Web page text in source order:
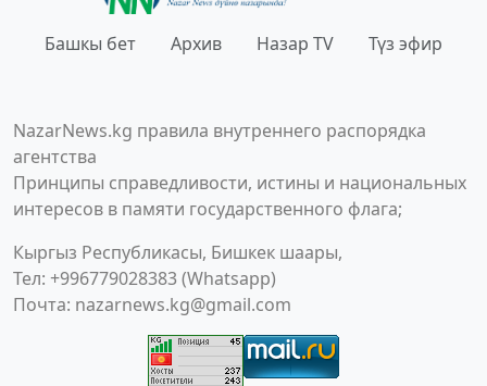
Башкы бет Архив Назар TV Түз эфир
NazarNews.kg правила внутреннего распорядка
агентства
Принципы справедливости, истины и национальных
интересов в памяти государственного флага;
Кыргыз Республикасы, Бишкек шаары,
Тел: +996779028383 (Whatsapp)
Почта: nazarnews.kg@gmail.com